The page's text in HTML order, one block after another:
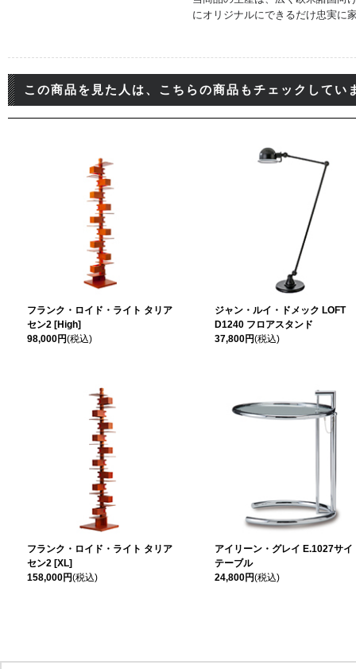
にオリジナルにできるだけ忠実に
この商品を見た人は、こちらの商品もチェックしてい
フランク・ロイド・ライト タリア
セン2 [High]
98,000円(税込)
ジャン・ルイ・ドメック LOFT
D1240 フロアスタンド
37,800円(税込)
フランク・ロイド・ライト タリア
セン2 [XL]
158,000円(税込)
アイリーン・グレイ E.1027サイ
テーブル
24,800円(税込)